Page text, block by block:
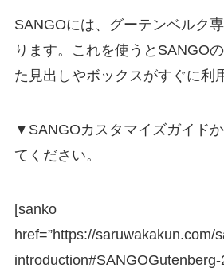
SANGOには、グーテンベルク
ります。これを使うとSANGO
た見出しやボックスがすぐに利
▼SANGOカスタマイズガイド
てください。
[sanko
href=”https://saruwakakun.com/
introduction#SANGOGutenberg-